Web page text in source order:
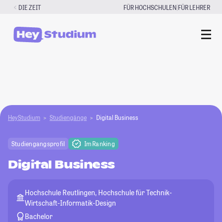
Zum
springen
DIE ZEIT FÜR HOCHSCHULEN|FÜR LEHRER
HeyStudium Studiengänge Digital Business
Studiengangsprofil Im Ranking
Digital Business
Hochschule Reutlingen, Hochschule für Technik-
Wirtschaft-Informatik-Design
Bachelor